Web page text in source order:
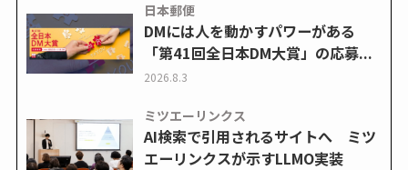
日本郵便
DMには人を動かすパワーがある
「第41回全日本DM大賞」の応募...
2026.8.3
ミツエーリンクス
AI検索で引用されるサイトへ ミツ
エーリンクスが示すLLMO実装